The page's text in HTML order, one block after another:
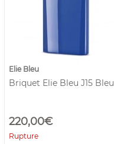
Elie Bleu
Briquet Elie Bleu J15 Bleu
220,00€
Rupture